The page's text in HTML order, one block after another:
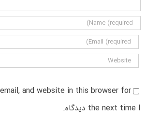
and website in this browser for
the next time I دیدگاه.